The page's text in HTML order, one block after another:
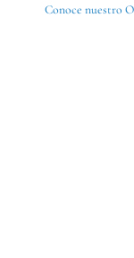
Conoce nuestro